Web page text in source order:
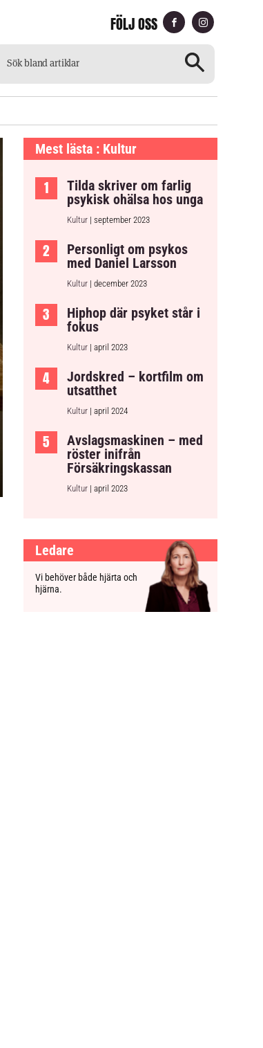
FÖLJ OSS
Mest lästa : Kultur
Tilda skriver om farlig
psykisk ohälsa hos unga
Kultur| september 2023
Personligt om psykos
med Daniel Larsson
Kultur| december 2023
Hiphop där psyket står i
fokus
Kultur| april 2023
Jordskred – kortfilm om
utsatthet
Kultur| april 2024
Avslagsmaskinen – med
röster inifrån
Försäkringskassan
Kultur| april 2023
Ledare
Vi behöver både hjärta och
hjärna.